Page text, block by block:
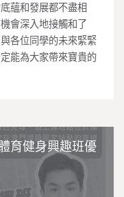
蘊和發展都不盡相
會深入地接觸和了
各位同學的未來緊緊
能為大家帶來寶貴的
育健身興趣班優